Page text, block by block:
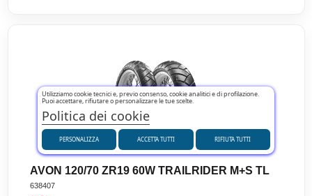
AVON 120/70 ZR19 60W TRAILRIDER M+S TL
638407
Utilizziamo cookie tecnici e, previo consenso, cookie analitici e di profilazione.
Puoi accettare, rifiutare o personalizzare le tue scelte.
Politica dei cookie
PERSONALIZZA RIFIUTA TUTTI
ACCETTA TUTTI